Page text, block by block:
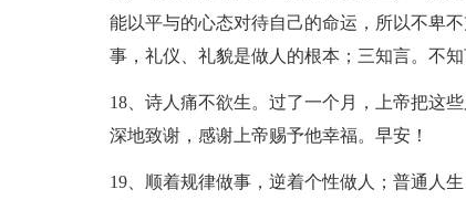
能以平与的心态对待自己的命运，所以不卑
事，礼仪、礼貌是做人的根本；三知言。不知
18、诗人痛不欲生。过了一个月，上帝把这
深地致谢，感谢上帝赐予他幸福。早安！
19、顺着规律做事，逆着个性做人；普通人